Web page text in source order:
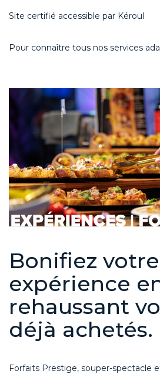
Site certifié accessible par Kéroul
Pour connaître tous nos services
Bonifiez votre
expérience
rehaussant
déjà achetés.
Forfaits Prestige, souper-spectacle